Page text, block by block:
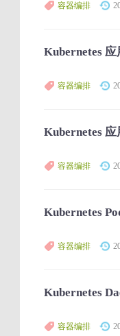
容器编排
Kubernetes
容器编排
Kubernetes
容器编排
Kubernetes
容器编排
Kubernetes
容器编排